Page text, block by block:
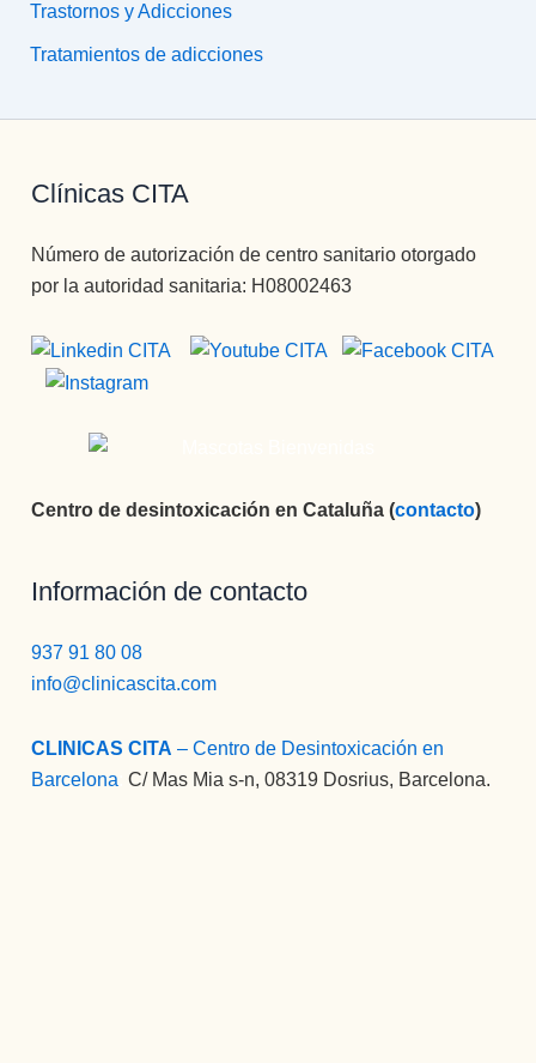
Trastornos y Adicciones
Tratamientos de adicciones
Clínicas CITA
Número de autorización de centro sanitario otorgado
por la autoridad sanitaria: H08002463
Centro de desintoxicación en Cataluña (contacto)
Información de contacto
937 91 80 08
info@clinicascita.com
CLINICAS CITA – Centro de Desintoxicación en
Barcelona :C/ Mas Mia s-n, 08319 Dosrius, Barcelona.